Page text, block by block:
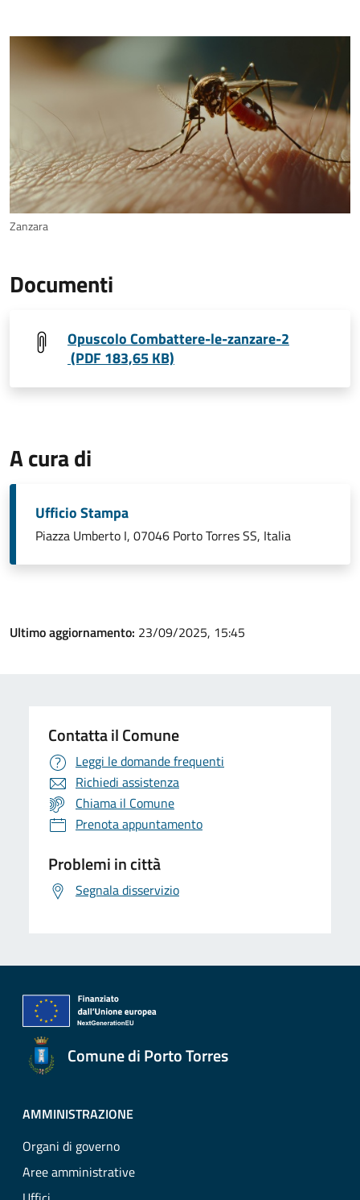
Zanzara
Documenti
Opuscolo Combattere-le-zanzare-2
(PDF 183,65 KB)
A cura di
Ufficio Stampa
Piazza Umberto I, 07046 Porto Torres SS, Italia
Ultimo aggiornamento: 23/09/2025, 15:45
Contatta il Comune
Leggi le domande frequenti
Richiedi assistenza
Chiama il Comune
Prenota appuntamento
Problemi in città
Segnala disservizio
Comune di Porto Torres
AMMINISTRAZIONE
Organi di governo
Aree amministrative